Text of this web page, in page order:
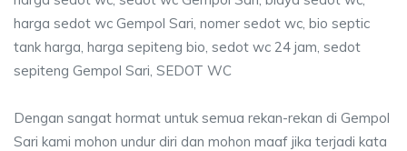
harga sedot wc Gempol Sari, nomer sedot wc, bio septic
tank harga, harga sepiteng bio, sedot wc 24 jam, sedot
sepiteng Gempol Sari, SEDOT WC
Dengan sangat hormat untuk semua rekan-rekan di Gempol
Sari kami mohon undur diri dan mohon maaf jika terjadi kata